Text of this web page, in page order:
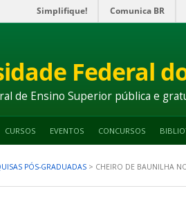
Simplifique! Comunica BR
Federal
de Ensino Superior pública e
CURSOS EVENTOS CONCURSOS
PÓS-GRADUADAS > CHEIRO DE BAUNILHA